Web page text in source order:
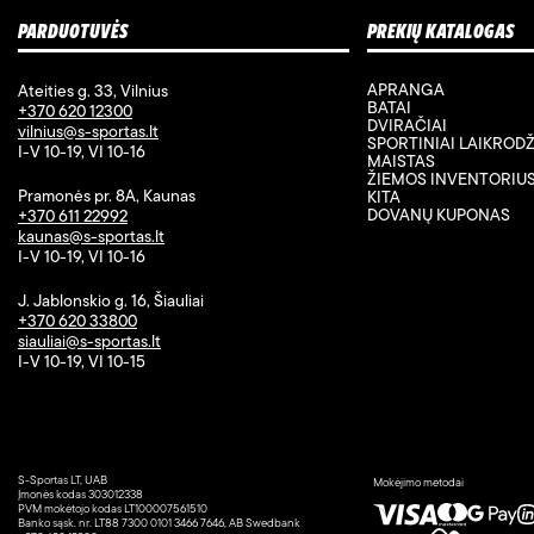
PARDUOTUVĖS
Ateities g. 33, Vilnius
+370 620 12300
vilnius@s-sportas.lt
I-V 10-19, VI 10-16
Pramonės pr. 8A, Kaunas
+370 611 22992
kaunas@s-sportas.lt
I-V 10-19, VI 10-16
J. Jablonskio g. 16, Šiauliai
+370 620 33800
siauliai@s-sportas.lt
I-V 10-19, VI 10-15
PREKIŲ KATALOGAS
APRANGA
BATAI
DVIRAČIAI
SPORTINIAI
MAISTAS
ŽIEMOS
KITA
DOVANŲ KUPONAS
S-Sportas LT, UAB
Įmonės kodas 303012338
PVM mokėtojo kodas LT100007561510
Banko sąsk. nr. LT88 7300 0101 3466 7646, AB Swedbank
Mokėjimo metodai